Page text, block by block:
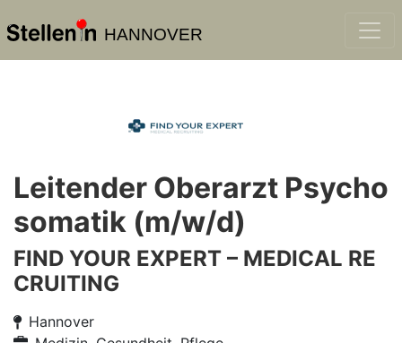
HANNOVER
Leitender Oberarzt Psycho
somatik (m/w/d)
FIND YOUR EXPERT – MEDICAL RE
CRUITING
Hannover